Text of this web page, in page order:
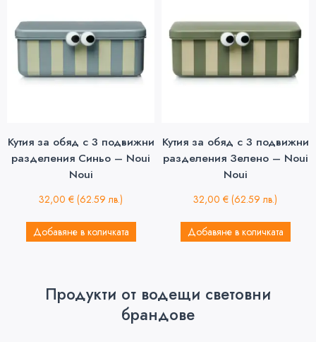
Кутия за обяд с 3 подвижни
разделения Синьо – Noui
Noui
32,00 € (62.59 лв.)
Добавяне в количката
Кутия за обяд с 3 подвижни
разделения Зелено – Noui
Noui
32,00 € (62.59 лв.)
Добавяне в количката
Продукти от водещи световни
брандове